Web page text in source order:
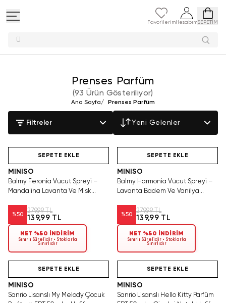
Favorilerim HesabımSEPETİM
Peluş oyunc
Prenses Parfüm
(93 Ürün Gösteriliyor)
Ana Sayfa/ Prenses Parfüm
Filtreler Yeni Gelenler
Tükenmeden Satın Al
SEPETE EKLE
MINISO
Balmy Feronia Vücut Spreyi –
Mandalina Lavanta Ve Misk
%50
279,99 TL
139,99 TL
NET %50 İNDİRİM
Sınırlı Sürelidir • Stoklarla
Sınırlıdır
Tükenmeden Satın Al
SEPETE EKLE
MINISO
Balmy Harmonia Vücut Spreyi –
Lavanta Badem Ve Vanilya
200 ML
%50
279,99 TL
139,99 TL
NET %50 İNDİRİM
Sınırlı Sürelidir • Stoklarla
Sınırlıdır
Tükenmeden Satın Al
SEPETE EKLE
MINISO
Sanrio Lisanslı My Melody Çocuk
SEPETE EKLE
MINISO
Sanrio Lisanslı Hello Kitty Parfüm